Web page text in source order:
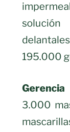
195.000
3.000